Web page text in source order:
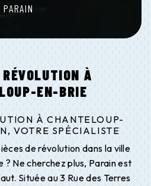
PARAIN
À
EN-BRIE
À CHANTELOUP-
VOTRE SPÉCIALISTE
de révolution dans la ville
Ne cherchez plus, Parain est
Située au 3 Rue des Terres